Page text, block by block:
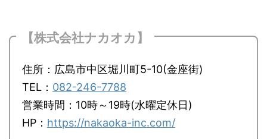
【株式会社ナカオカ】
住所：広島市中区堀川町5-10(金座街)
TEL： 082-246-7788
営業時間：10時～19時(水曜定休日)
HP： https://nakaoka-inc.com/